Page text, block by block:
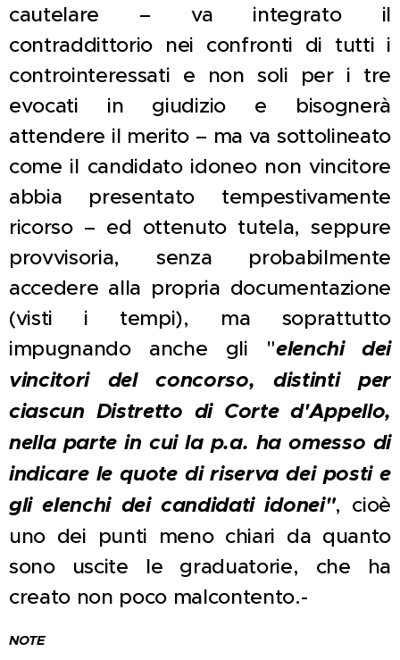
cautelare – va integrato il
contraddittorio nei confronti di tutti i
controinteressati e non soli per i tre
evocati in giudizio e bisognerà
attendere il merito – ma va sottolineato
come il candidato idoneo non vincitore
abbia presentato tempestivamente
ricorso – ed ottenuto tutela, seppure
provvisoria, senza probabilmente
accedere alla propria documentazione
(visti i tempi), ma soprattutto
impugnando anche gli "elenchi dei
vincitori del concorso, distinti per
ciascun Distretto di Corte d'Appello,
nella parte in cui la p.a. ha omesso di
indicare le quote di riserva dei posti e
gli elenchi dei candidati idonei", cioè
uno dei punti meno chiari da quanto
sono uscite le graduatorie, che ha
creato non poco malcontento.-
NOTE